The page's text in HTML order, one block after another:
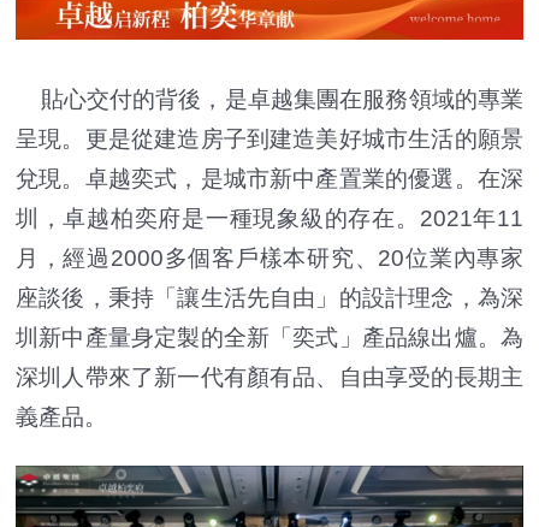
貼心交付的背後，是卓越集團在服務領域的專業
呈現。更是從建造房子到建造美好城市生活的願景
兌現。卓越奕式，是城市新中產置業的優選。在深
圳，卓越柏奕府是一種現象級的存在。2021年11
月，經過2000多個客戶樣本研究、20位業內專家
座談後，秉持「讓生活先自由」的設計理念，為深
圳新中產量身定製的全新「奕式」產品線出爐。為
深圳人帶來了新一代有顏有品、自由享受的長期主
義產品。